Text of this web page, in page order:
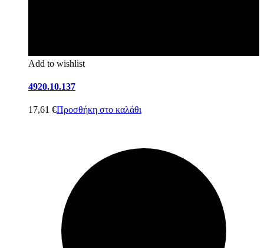
Add to wishlist
4920.10.137
17,61 €Προσθήκη στο καλάθι